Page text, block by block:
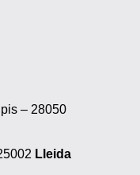
– 28050
Lleida